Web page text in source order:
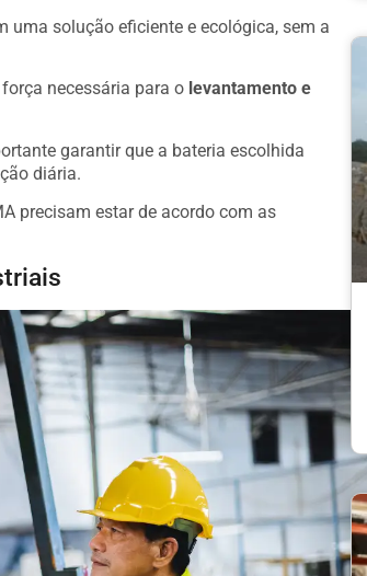
uma solução eficiente e ecológica, sem a
necessária para o levantamento e
garantir que a bateria escolhida
diária.
precisam estar de acordo com as